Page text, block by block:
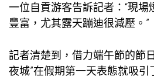
一位自貢游客告訴記者：“現場
豐富，尤其露天蹦迪很減壓。”
記者清楚到，借力端午節的節
夜城”在假期第一天表態就吸